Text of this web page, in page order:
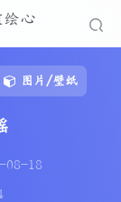
图片/壁纸
08-18